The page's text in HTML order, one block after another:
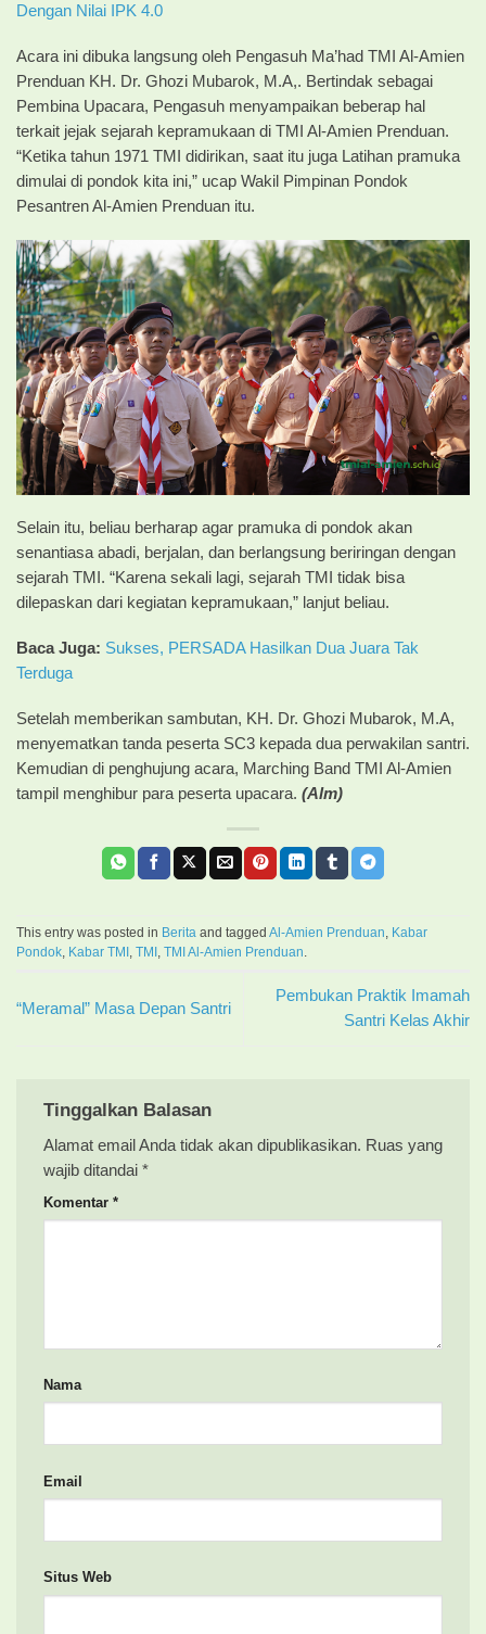
Dengan Nilai IPK 4.0
Acara ini dibuka langsung oleh Pengasuh Ma’had TMI Al-Amien
Prenduan KH. Dr. Ghozi Mubarok, M.A,. Bertindak sebagai
Pembina Upacara, Pengasuh menyampaikan beberap hal
terkait jejak sejarah kepramukaan di TMI Al-Amien Prenduan.
“Ketika tahun 1971 TMI didirikan, saat itu juga Latihan pramuka
dimulai di pondok kita ini,” ucap Wakil Pimpinan Pondok
Pesantren Al-Amien Prenduan itu.
Selain itu, beliau berharap agar pramuka di pondok akan
senantiasa abadi, berjalan, dan berlangsung beriringan dengan
sejarah TMI. “Karena sekali lagi, sejarah TMI tidak bisa
dilepaskan dari kegiatan kepramukaan,” lanjut beliau.
Baca Juga: Sukses, PERSADA Hasilkan Dua Juara Tak
Terduga
Setelah memberikan sambutan, KH. Dr. Ghozi Mubarok, M.A,
menyematkan tanda peserta SC3 kepada dua perwakilan santri.
Kemudian di penghujung acara, Marching Band TMI Al-Amien
tampil menghibur para peserta upacara. (Alm)
This entry was posted in Berita and tagged Al-Amien Prenduan
Kabar
Pondok
Kabar TMI TMI TMI Al-Amien Prenduan
“Meramal” Masa Depan Santri
Pembukan Praktik Imamah
Santri Kelas Akhir
Tinggalkan Balasan
Alamat email Anda tidak akan dipublikasikan. Ruas yang
wajib ditandai *
Komentar *
Nama
Email
Situs Web